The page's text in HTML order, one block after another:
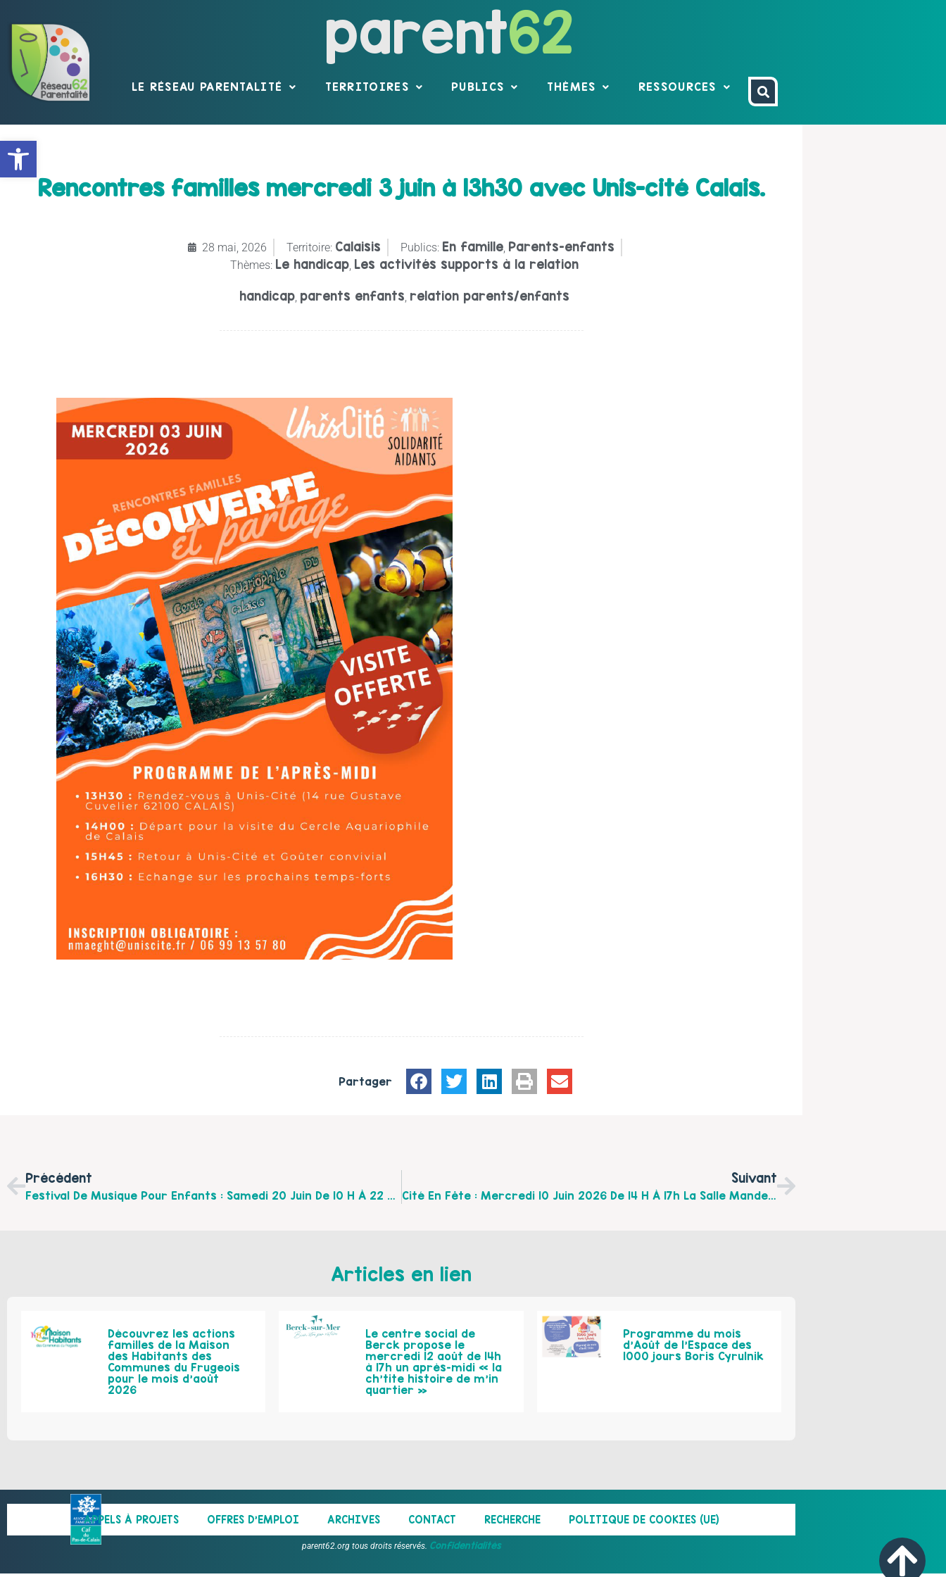
Ouvrir la barre d’outils
parent62
LE RÉSEAU PARENTALITÉ TERRITOIRES PUBLICS THÈMES RESSOURCES
Rencontres familles mercredi 3 juin à 13h30 avec Unis-cité Calais.
28 mai, 2026 Territoire: Calaisis Publics: En famille, Parents-enfants
Thèmes: Le handicap, Les activités supports à la relation
handicap, parents enfants relation parents/enfants
Partager
Précédent
Festival De Musique Pour Enfants : Samedi 20 Juin De 10 H À 22 H Au Bois Chicco Mendès À Calais.
Suivant
Cité En Fête : Mercredi 10 Juin 2026 De 14 H À 17h La Salle Mandela À Calais
Articles en lien
Découvrez les actions
familles de la Maison
des Habitants des
Communes du Frugeois
pour le mois d’août
2026
Le centre social de
Berck propose le
mercredi 12 août de 14h
à 17h un après-midi « la
ch’tite histoire de m’in
quartier »
Programme du mois
d’Août de l’Espace des
1000 jours Boris Cyrulnik
APPELS À PROJETS OFFRES D’EMPLOI ARCHIVES CONTACT RECHERCHE POLITIQUE DE COOKIES (UE)
parent62.org tous droits réservés. Confidentialités